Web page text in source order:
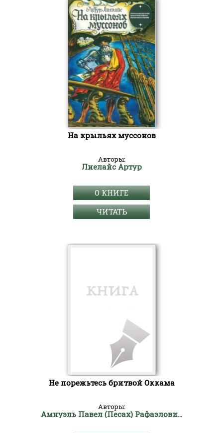
На крыльях муссонов
Авторы:
Лиелайс Артур
О КНИГЕ
ЧИТАТЬ
Не порежьтесь бритвой Оккама
Авторы:
Амнуэль Павел (Песах) Рафаэлович